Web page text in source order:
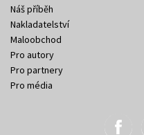
Náš příběh
Nakladatelství
Maloobchod
Pro autory
Pro partnery
Pro média